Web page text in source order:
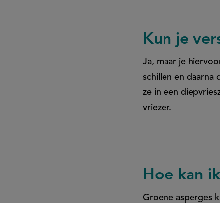
Kun je
Ja, maar je
schillen en daarna
ze in een
vriezer.
Hoe kan
Groene asperges